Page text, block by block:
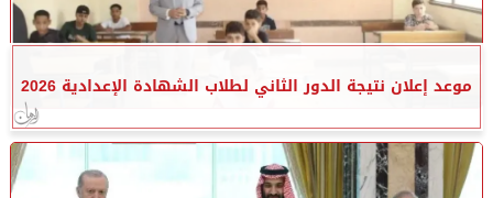
موعد إعلان نتيجة الدور الثاني لطلاب الشهادة الإعدادية 2026